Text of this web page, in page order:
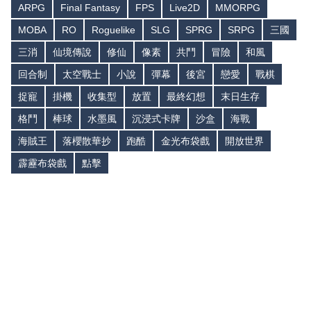
ARPG Final Fantasy FPS Live2D
MMORPG
MOBA
RO Roguelike SLG SPRG SRPG
三國
三消
仙境傳說 修仙 像素 共鬥 冒險
和風
回合制
太空戰士 小說 彈幕 後宮 戀愛
戰棋
捉寵
掛機 收集型 放置 最終幻想
末日生存
格鬥
棒球 水墨風 沉浸式卡牌 沙盒
海戰
海賊王
落櫻散華抄 跑酷 金光布袋戲
開放世界
霹靂布袋戲
點擊